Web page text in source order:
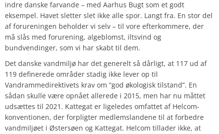
indre danske farvande – med Aarhus Bugt som et godt
eksempel. Havet sletter slet ikke alle spor. Langt fra. En stor del
af forureningen beholder vi selv – til vore efterkommere, der
må slås med forurening, algeblomst, iltsvind og
bundvendinger, som vi har skabt til dem.
Det danske vandmiljø har det generelt så dårligt, at 117 ud af
119 definerede områder stadig ikke lever op til
Vandrammedirektivets krav om “god økologisk tilstand”. En
sådan skulle være opnået allerede i 2015, men har nu måttet
udsættes til 2021. Kattegat er ligeledes omfattet af Helcom-
konventionen, der forpligter medlemslandene til at forbedre
vandmiljøet i Østersøen og Kattegat. Helcom tillader ikke, at